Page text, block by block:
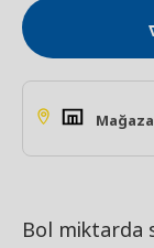
Bol miktarda